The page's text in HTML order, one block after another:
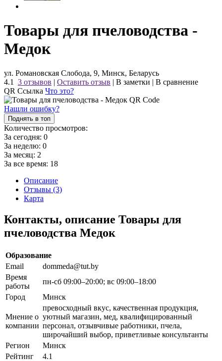
Товары для пчеловодства -
Медок
ул. Романовская Слобода, 9, Минск, Беларусь
4.1
3 отзывов | Оставить отзыв | В заметки | В сравнение
QR Ссылка Что это?
Нашли ошибку?
Поднять в топ
Количество просмотров:
За сегодня: 0
За неделю: 0
За месяц: 2
За все время: 18
Описание
Отзывы (3)
Карта
Контакты, описание Товары для
пчеловодства Медок
Образование
Email
dommeda@tut.by
Время
работы
пн-сб 09:00–20:00; вс 09:00–18:00
Город
Минск
Мнение о
компании
превосходный вкус, качественная продукция,
уютный магазин, мед, квалифицированный
персонал, отзывчивые работники, пчела,
широчайший выбор, приветливые консультанты
Регион
Минск
Рейтинг
4.1